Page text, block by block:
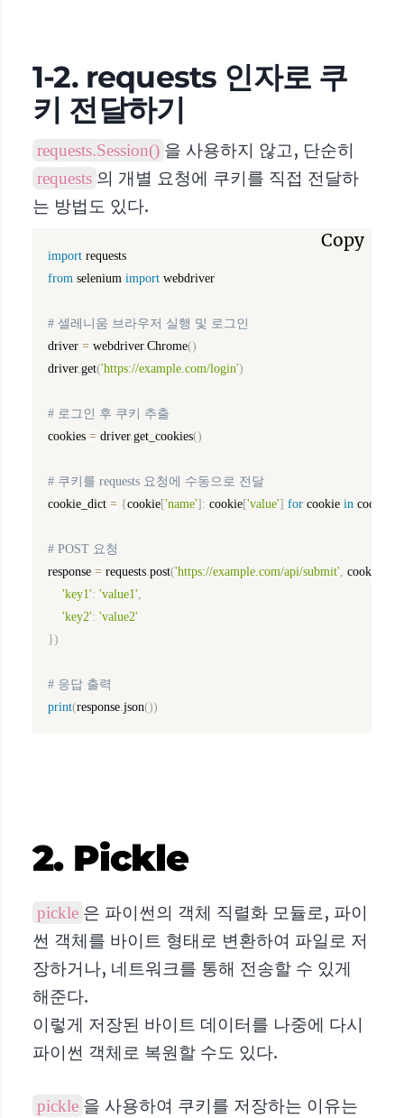
1-2. requests 인자로 쿠
키 전달하기
requests.Session() 을 사용하지 않고, 단순히
requests 의 개별 요청에 쿠키를 직접 전달하
는 방법도 있다.
import
from selenium import webdriver
# 셀레니움 브라우저 실행 및 로그인
driver = webdriver.Chrome()
driver.get('https://example.com/login')
# 로그인 후 쿠키 추출
cookies = driver.get_cookies()
# 쿠키를 requests 요청에 수동으로 전달
cookie_dict = {cookie['name']: cookie['value'] for cookie in cookies
# POST 요청
response = requests.post('https://example.com/api/submit', cookies
'key1': 'value1',
'key2': 'value2'
})
# 응답 출력
print(response.json())
Copy
2. Pickle
pickle 은 파이썬의 객체 직렬화 모듈로, 파이
썬 객체를 바이트 형태로 변환하여 파일로 저
장하거나, 네트워크를 통해 전송할 수 있게
해준다.
이렇게 저장된 바이트 데이터를 나중에 다시
파이썬 객체로 복원할 수도 있다.
pickle 을 사용하여 쿠키를 저장하는 이유는